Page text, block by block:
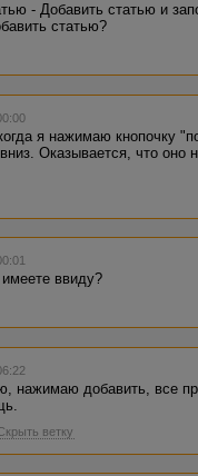
- Добавить статью и
статью?
я нажимаю кнопочку
Оказывается, что оно
ввиду?
нажимаю добавить, все
ветку